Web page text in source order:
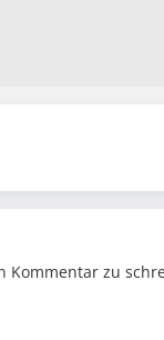
Kommentar zu